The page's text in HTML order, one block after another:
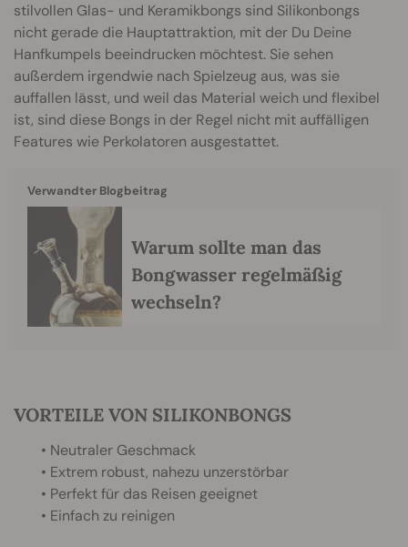
stilvollen Glas- und Keramikbongs sind Silikonbongs
nicht gerade die Hauptattraktion, mit der Du Deine
Hanfkumpels beeindrucken möchtest. Sie sehen
außerdem irgendwie nach Spielzeug aus, was sie
auffallen lässt, und weil das Material weich und flexibel
ist, sind diese Bongs in der Regel nicht mit auffälligen
Features wie Perkolatoren ausgestattet.
Verwandter Blogbeitrag
Warum sollte man das
Bongwasser regelmäßig
wechseln?
VORTEILE VON SILIKONBONGS
• Neutraler Geschmack
• Extrem robust, nahezu unzerstörbar
• Perfekt für das Reisen geeignet
• Einfach zu reinigen